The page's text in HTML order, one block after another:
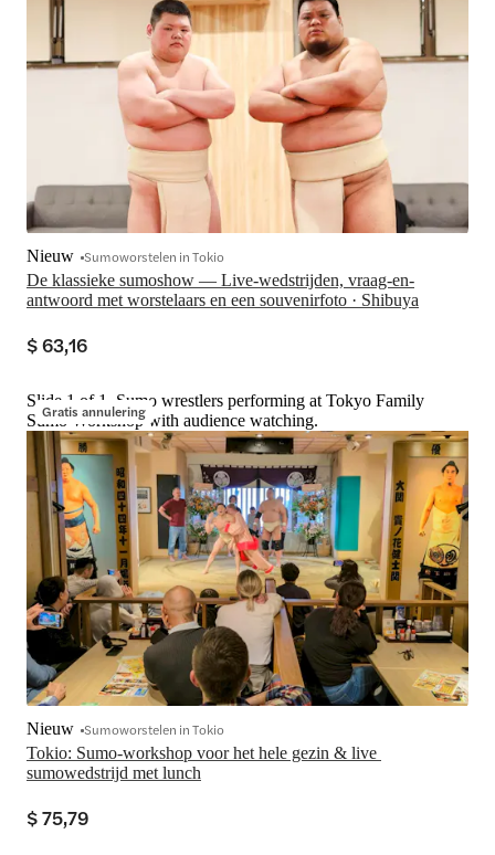
De klassieke sumoshow — Live-wedstrijden, vraag-en-
antwoord met worstelaars en een souvenirfoto · Shibuya
Nieuw Sumoworstelen in Tokio
$ 63,16
Gratis annulering
Slide 1 of 1, Sumo wrestlers performing at Tokyo Family
Sumo Workshop with audience watching.
Tokio: Sumo-workshop voor het hele gezin & live
sumowedstrijd met lunch
Nieuw Sumoworstelen in Tokio
$ 75,79